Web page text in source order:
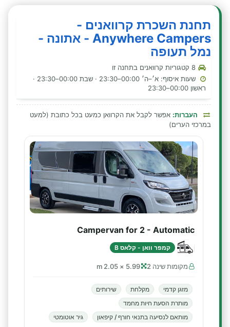
תחנת השכרת קרוואנים -
Anywhere Campers - אתונה -
נמל תעופה
שעות איסוף: א׳–ה׳ 00:00–23:30 · שבת 00:00–23:30 ·
ראשון 00:00–23:30
העברות: אפשר לקבל את הקרוואן כמעט בכל כתובת (למעט
במרכזי הערים)
Campervan for 2 - Automatic
קמפר וואן - קלאס B
מקומות שינה 2 5.99 × 2.05 m
מזגן קדמי מקלחת
שירותים
מותרת הסעת חיות מחמד
מותאם לנסיעה בתנאי חורף / קיפאון
גיר אוטומטי